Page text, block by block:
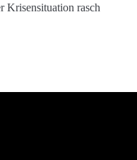
Krisensituation rasch